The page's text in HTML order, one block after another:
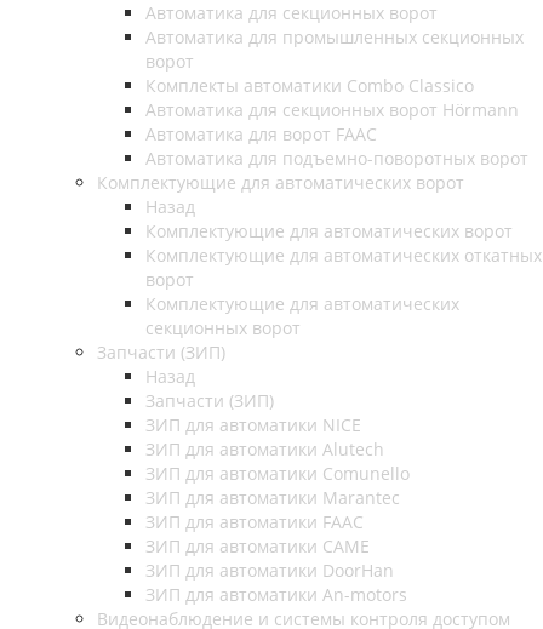
Автоматика для секционных ворот
Автоматика для промышленных секционных
ворот
Комплекты автоматики Combo Classico
Автоматика для секционных ворот Hörmann
Автоматика для ворот FAAC
Автоматика для подъемно-поворотных ворот
Комплектующие для автоматических ворот
Назад
Комплектующие для автоматических ворот
Комплектующие для автоматических откатных
ворот
Комплектующие для автоматических
секционных ворот
Запчасти (ЗИП)
Назад
Запчасти (ЗИП)
ЗИП для автоматики NICE
ЗИП для автоматики Alutech
ЗИП для автоматики Comunello
ЗИП для автоматики Marantec
ЗИП для автоматики FAAC
ЗИП для автоматики CAME
ЗИП для автоматики DoorHan
ЗИП для автоматики An-motors
Видеонаблюдение и системы контроля доступом